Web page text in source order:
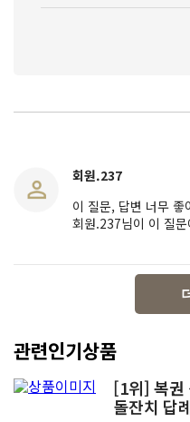
회원.237
이 질문, 답변 너무 좋
회원.237님이 이 질
관련인기상품
[1위] 복권
돌잔치 답